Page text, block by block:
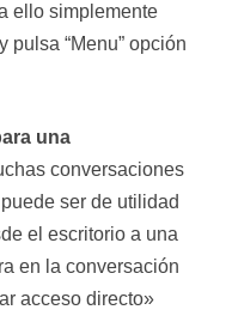
ello simplemente
pulsa “Menu” opción
una
conversaciones
ser de utilidad
el escritorio a una
en la conversación
acceso directo»